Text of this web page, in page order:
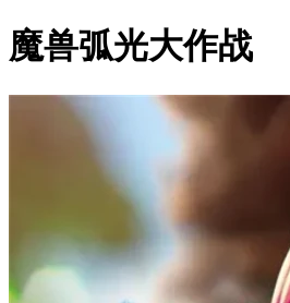
魔兽弧光大作战